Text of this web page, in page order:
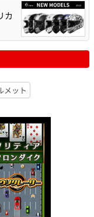
カ
メット